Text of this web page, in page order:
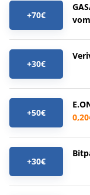
+70€
+30€
+50€
+30€